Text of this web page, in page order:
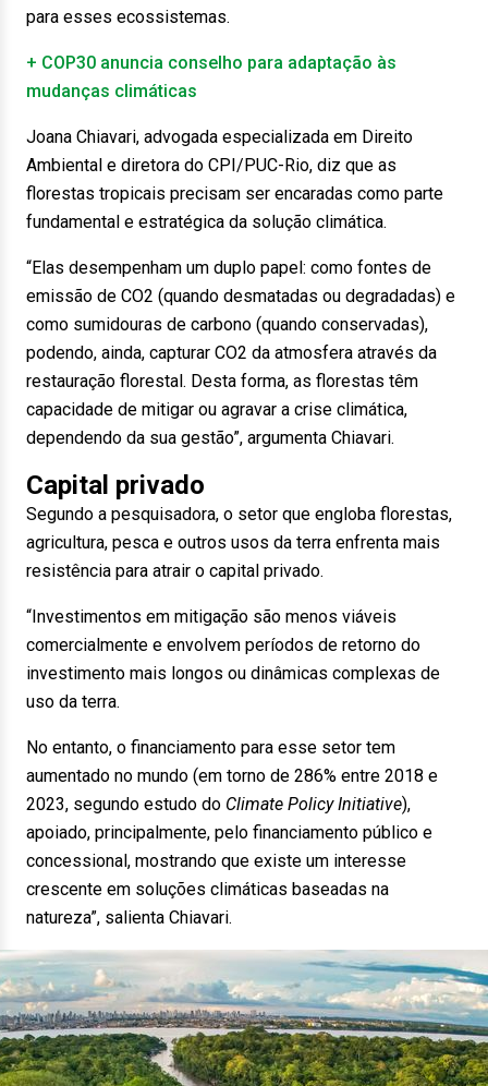
para esses ecossistemas.
+ COP30 anuncia conselho para adaptação às
mudanças climáticas
Joana Chiavari, advogada especializada em Direito
Ambiental e diretora do CPI/PUC-Rio, diz que as
florestas tropicais precisam ser encaradas como parte
fundamental e estratégica da solução climática.
“Elas desempenham um duplo papel: como fontes de
emissão de CO2 (quando desmatadas ou degradadas) e
como sumidouras de carbono (quando conservadas),
podendo, ainda, capturar CO2 da atmosfera através da
restauração florestal. Desta forma, as florestas têm
capacidade de mitigar ou agravar a crise climática,
dependendo da sua gestão”, argumenta Chiavari.
Capital privado
Segundo a pesquisadora, o setor que engloba florestas,
agricultura, pesca e outros usos da terra enfrenta mais
resistência para atrair o capital privado.
“Investimentos em mitigação são menos viáveis
comercialmente e envolvem períodos de retorno do
investimento mais longos ou dinâmicas complexas de
uso da terra.
No entanto, o financiamento para esse setor tem
aumentado no mundo (em torno de 286% entre 2018 e
2023, segundo estudo do Climate Policy Initiative),
apoiado, principalmente, pelo financiamento público e
concessional, mostrando que existe um interesse
crescente em soluções climáticas baseadas na
natureza”, salienta Chiavari.